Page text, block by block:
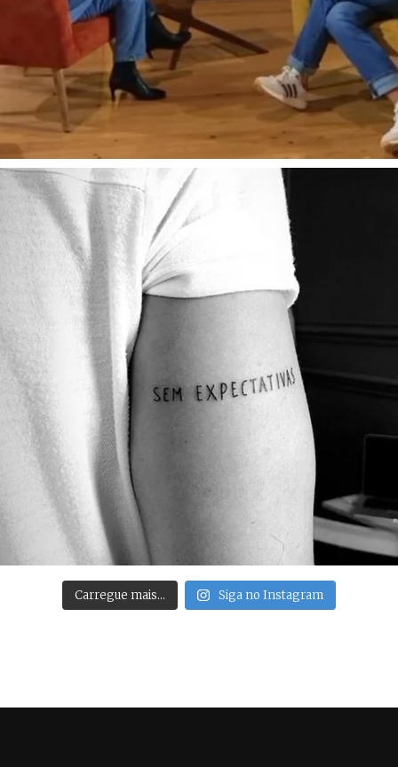
Carregue mais… Siga no Instagram